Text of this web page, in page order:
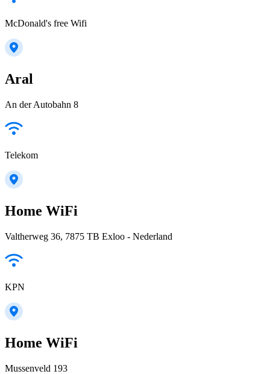
McDonald's free Wifi
Aral
An der Autobahn 8
Telekom
Home WiFi
Valtherweg 36, 7875 TB Exloo - Nederland
KPN
Home WiFi
Mussenveld 193